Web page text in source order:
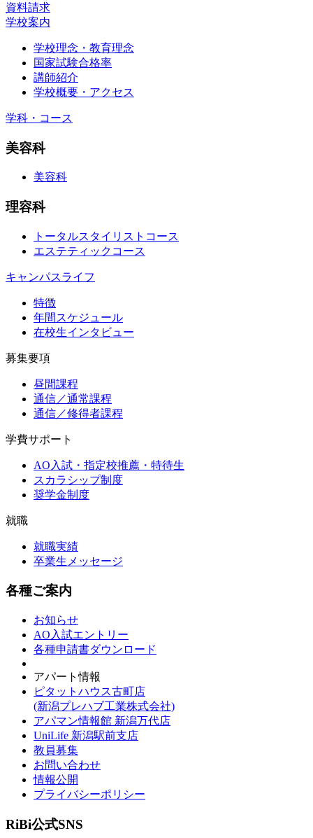
資料請求
学校案内
学校理念・教育理念
国家試験合格率
講師紹介
学校概要・アクセス
学科・コース
美容科
美容科
理容科
トータルスタイリストコース
エステティックコース
キャンパスライフ
特徴
年間スケジュール
在校生インタビュー
募集要項
昼間課程
通信／通常課程
通信／修得者課程
学費サポート
AO入試・指定校推薦・特待生
スカラシップ制度
奨学金制度
就職
就職実績
卒業生メッセージ
各種ご案内
お知らせ
AO入試エントリー
各種申請書ダウンロード
アパート情報
ピタットハウス古町店
(新潟プレハブ工業株式会社)
アパマン情報館 新潟万代店
UniLife 新潟駅前支店
教員募集
お問い合わせ
情報公開
プライバシーポリシー
RiBi公式SNS